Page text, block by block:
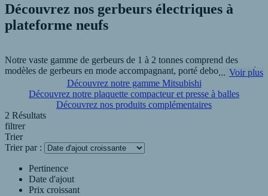
Découvrez nos gerbeurs électriques à
plateforme neufs
Notre vaste gamme de gerbeurs de 1 à 2 tonnes comprend des
modèles de gerbeurs en mode accompagnant, porté debout et porté
assis avec des dimensions compactes, des performances intuitives,
inégalées et une excellente valeur.
Les gerbeurs électriques à plateforme offrent la possibilité à vos
opérateurs d'être porté par la machine. De ce fait, plus besoin de se
fatiguer en marchant de longues distances à travers vos entrepôts.
R.P.A - Manutention Vivier à Sainte Catherine vous propose les
meilleures références de gerbeurs électriques à plateforme neuf.
Voir plus
Découvrez notre gamme Mitsubishi
Découvrez notre plaquette compacteur et presse à balles
Découvrez nos produits complémentaires
2 Résultats
filtrer
Trier
Trier par :
Pertinence
Date d'ajout
Prix croissant